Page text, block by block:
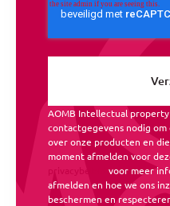
AOMB Intellectual
contactgegevens nodig
over onze producten en
moment afmelden voor
voor meer
afmelden en hoe we ons
beschermen en